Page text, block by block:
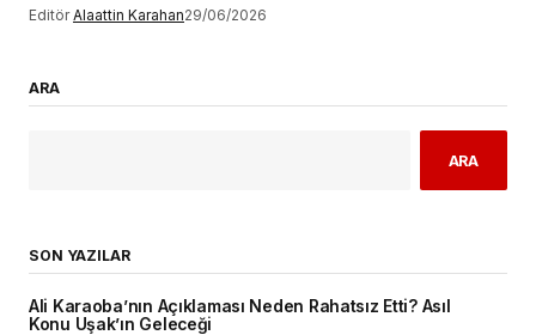
Editör Alaattin Karahan29/06/2026
ARA
ARA
SON YAZILAR
Ali Karaoba’nın Açıklaması Neden Rahatsız Etti? Asıl
Konu Uşak’ın Geleceği